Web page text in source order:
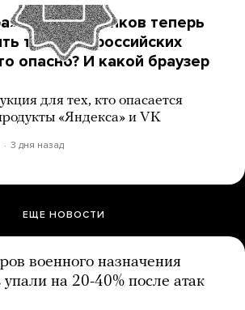
и других банков теперь
только в российских
опасно? И какой браузер
для тех, кто опасается
«Яндекса» и VK
3 дня назад
ЕЩЕ НОВОСТИ
военного назначения
на 20-40% после атак